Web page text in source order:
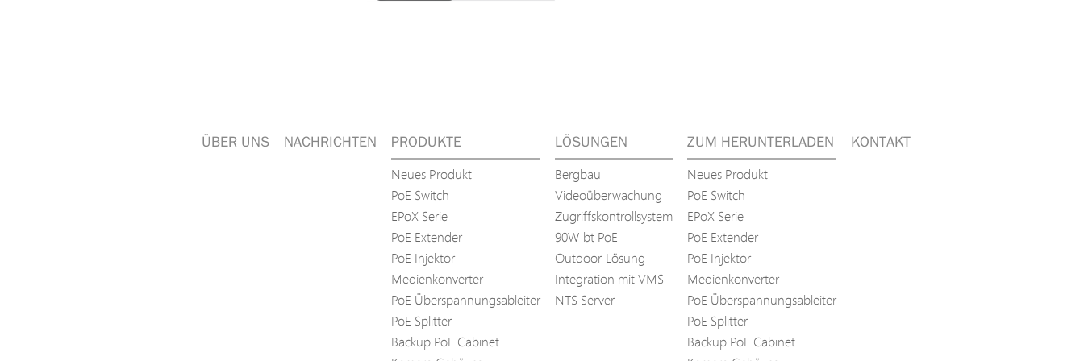
ÜBER UNS NACHRICHTEN PRODUKTE
Neues Produkt
PoE Switch
EPoX Serie
PoE Extender
PoE Injektor
Medienkonverter
PoE Überspannungsableiter
PoE Splitter
Backup PoE Cabinet
LÖSUNGEN
Bergbau
Videoüberwachung
Zugriffskontrollsystem
90W bt PoE
Outdoor-Lösung
Integration mit VMS
NTS Server
ZUM HERUNTERLADEN
Neues Produkt
PoE Switch
EPoX Serie
PoE Extender
PoE Injektor
Medienkonverter
PoE Überspannungsableiter
PoE Splitter
Backup PoE Cabinet
KONTAKT